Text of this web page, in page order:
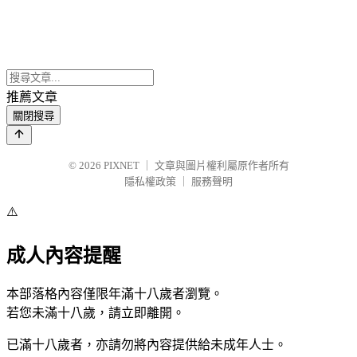
推薦文章
關閉搜尋
© 2026 PIXNET
文章與圖片權利屬原作者所有
隱私權政策
服務聲明
⚠️
成人內容提醒
本部落格內容僅限年滿十八歲者瀏覽。
若您未滿十八歲，請立即離開。
已滿十八歲者，亦請勿將內容提供給未成年人士。